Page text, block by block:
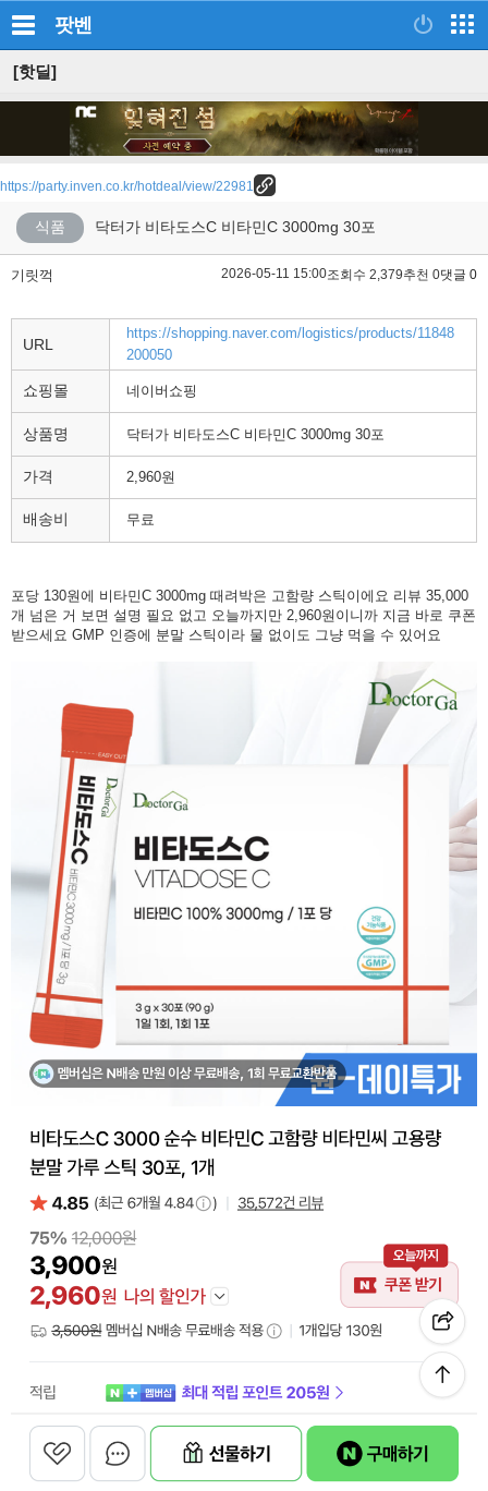
팟벤
[핫딜]
https://party.inven.co.kr/hotdeal/view/22981
식품 닥터가 비타도스C 비타민C 3000mg 30포
기릿꺽 2026-05-11 15:00조회수 2,379추천 0댓글 0
URL
https://shopping.naver.com/logistics/products/11848
200050
쇼핑몰 네이버쇼핑
상품명 닥터가 비타도스C 비타민C 3000mg 30포
가격 2,960원
배송비 무료
포당 130원에 비타민C 3000mg 때려박은 고함량 스틱이에요 리뷰 35,000
개 넘은 거 보면 설명 필요 없고 오늘까지만 2,960원이니까 지금 바로 쿠폰
받으세요 GMP 인증에 분말 스틱이라 물 없이도 그냥 먹을 수 있어요